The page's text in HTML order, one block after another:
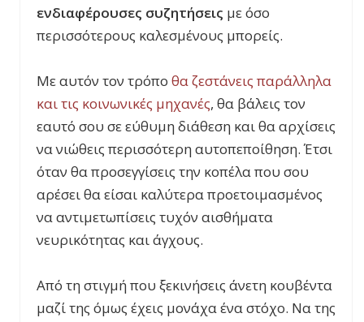
ενδιαφέρουσες συζητήσεις με όσο
περισσότερους καλεσμένους μπορείς.
Με αυτόν τον τρόπο θα ζεστάνεις παράλληλα
και τις κοινωνικές μηχανές, θα βάλεις τον
εαυτό σου σε εύθυμη διάθεση και θα αρχίσεις
να νιώθεις περισσότερη αυτοπεποίθηση. Έτσι
όταν θα προσεγγίσεις την κοπέλα που σου
αρέσει θα είσαι καλύτερα προετοιμασμένος
να αντιμετωπίσεις τυχόν αισθήματα
νευρικότητας και άγχους.
Από τη στιγμή που ξεκινήσεις άνετη κουβέντα
μαζί της όμως έχεις μονάχα ένα στόχο. Να της